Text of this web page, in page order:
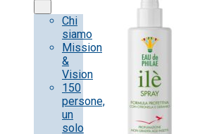
Chi
siamo
Mission
&
Vision
150
persone,
un
solo